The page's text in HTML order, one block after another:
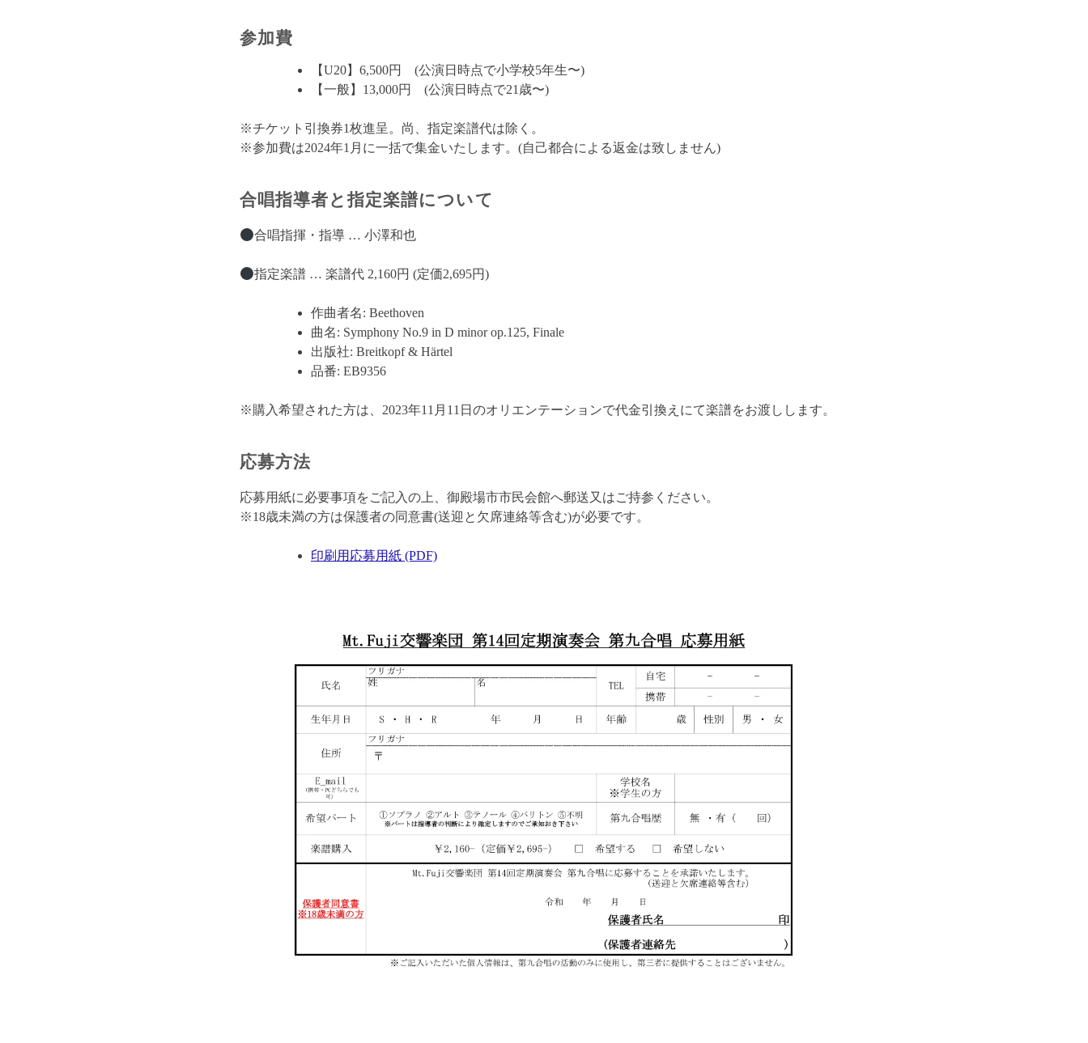
参加費
【U20】6,500円 (公演日時点で小学校5年生〜)
【一般】13,000円 (公演日時点で21歳〜)
※チケット引換券1枚進呈。尚、指定楽譜代は除く。
※参加費は2024年1月に一括で集金いたします。(自己都合による返金は致しません)
合唱指導者と指定楽譜について
合唱指揮・指導 … 小澤和也
指定楽譜 … 楽譜代 2,160円 (定価2,695円)
作曲者名: Beethoven
曲名: Symphony No.9 in D minor op.125, Finale
出版社: Breitkopf & Härtel
品番: EB9356
※購入希望された方は、2023年11月11日のオリエンテーションで代金引換えにて楽譜をお渡しします。
応募方法
応募用紙に必要事項をご記入の上、御殿場市市民会館へ郵送又はご持参ください。
※18歳未満の方は保護者の同意書(送迎と欠席連絡等含む)が必要です。
印刷用応募用紙 (PDF)